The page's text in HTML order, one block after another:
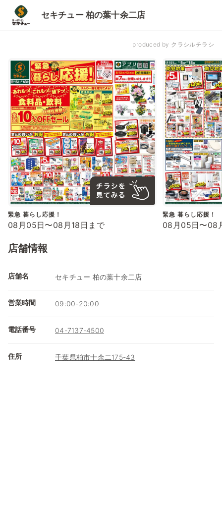
セキチュー 柏の葉十余二店
produced by クラシルチラシ
緊急 暮らし応援！
08月05日〜08月18日まで
緊急 暮らし応援！
08月05日〜08
店舗情報
店舗名 セキチュー 柏の葉十余二店
営業時間 09:00-20:00
電話番号 04-7137-4500
住所 千葉県柏市十余二175-43